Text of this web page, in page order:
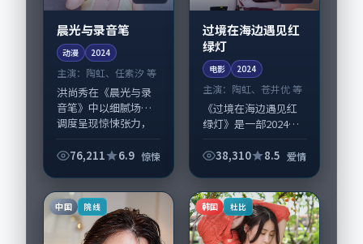
晨光与录音笔
动漫 2024
主演： 陶虹、任素汐 等
洪尚秀在《晨光与录
音笔》中以细腻场面
调度呈现惊悚张力，
表演层次丰富。影片
同，2024-12-...
76,211 6.9 惊悚
过境在海边遇见红
绿灯
电影 2024
主演： 陶虹、苍井优 等
《过境在海边遇见红
绿灯》是一部2024年
影，由丹尼·博伊尔
演员亦参与重要戏
份。故事围绕当代都...
38,310 8.5 爱情
中国 院线 韩国 杜比